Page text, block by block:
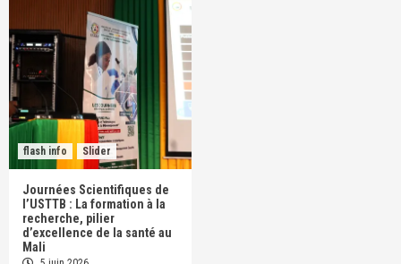
flash info Slider
Journées Scientifiques de
l’USTTB : La formation à la
recherche, pilier
d’excellence de la santé au
Mali